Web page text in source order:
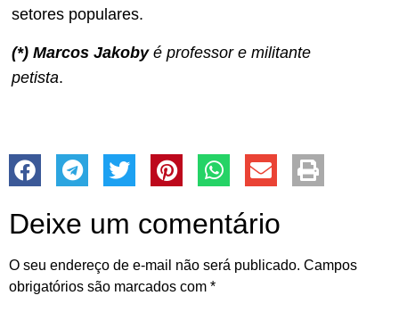
setores populares.
(*) Marcos Jakobyé professor e militante
petista.
Deixe um comentário
O seu endereço de e-mail não será publicado. Campos
obrigatórios são marcados com *